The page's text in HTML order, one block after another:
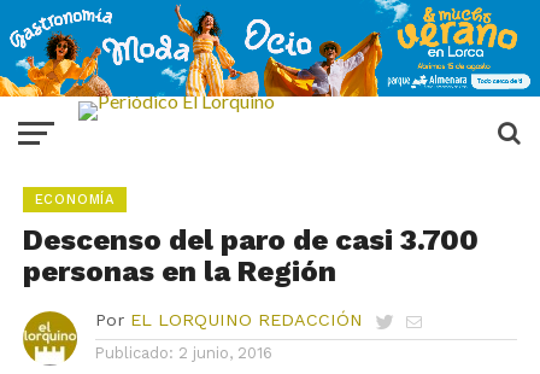
ECONOMÍA
Descenso del paro de casi 3.700
personas en la Región
Por EL LORQUINO REDACCIÓN
Publicado: 2 junio, 2016